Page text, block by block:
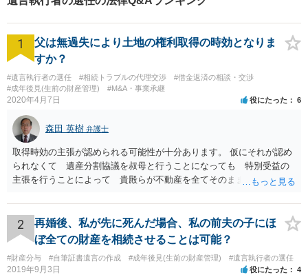
1
父は無過失により土地の権利取得の時効となりま
すか？
#遺言執行者の選任 #相続トラブルの代理交渉
#借金返済の相談・交渉
#成年後見(生前の財産管理)
#M&A・事業承継
2020年4月7日 役にたった 6
森田 英樹 弁護士
取得時効の主張が認められる可能性が十分あります。 仮にそれが認め
られなくて 遺産分割協議を叔母と行うことになっても 特別受益の
主張を行うことによって 貴殿らが不動産を全てそのまま取得できる
2
再婚後、私が先に死んだ場合、私の前夫の子にほ
ぼ全ての財産を相続させることは可能？
#財産分与 #自筆証書遺言の作成 #成年後見(生前の財産管理) #遺言執行者の選任
2019年9月3日 役にたった 4